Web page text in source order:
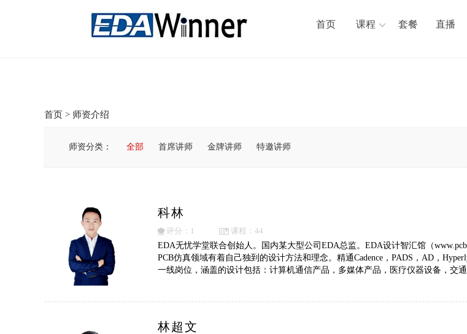
首页 课程 套餐 直播
首页 > 师资介绍
师资分类： 全部 首席讲师 金牌讲师 特邀讲师
科林
评分：1
课程：44
EDA无忧学堂联合创始人。国内某大型公司EDA总监。EDA设计智汇馆（
PCB仿真领域有着自己独到的设计方法和理念。精通Cadence，PADS，AD，
一线岗位，涵盖的设计包括：计算机通信产品，多媒体产品，医疗仪器设备，交
林超文